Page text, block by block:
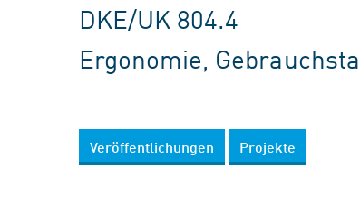
DKE/UK 804.4
Ergonomie,
Veröffentlichungen Projekte